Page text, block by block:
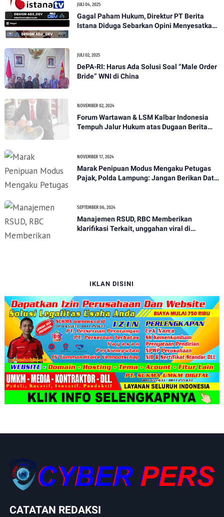
JULI 04, 2025
Gagal Paham Hukum, Direktur PT Berita
Istana Diduga Sebarkan Opini Menyesatkan
JULI 02, 2025
DePA-RI: Harus Ada Solusi Soal “Male Order
Bride” WNI di China
NOVEMBER 02, 2024
Forum Wartawan & LSM Kalbar Indonesia
Tempuh Jalur Hukum atas Dugaan Berita
NOVEMBER 17, 2024
Marak Penipuan Modus Mengaku Petugas
Pajak, Polda Lampung: Jangan Berikan Data
SEPTEMBER 06, 2024
Manajemen RSUD, RBC Memberikan
klarifikasi Terkait, unggahan viral di
IKLAN DISINI
CATATAN REDAKSI